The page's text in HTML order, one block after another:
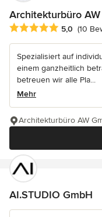
Architekturbüro
Durchschnittliche
5,0 (10
Spezialisiert auf
einem ganzheitlich
betreuen wir alle Pla...
Mehr
Architekturbüro AW
AI.STUDIO GmbH